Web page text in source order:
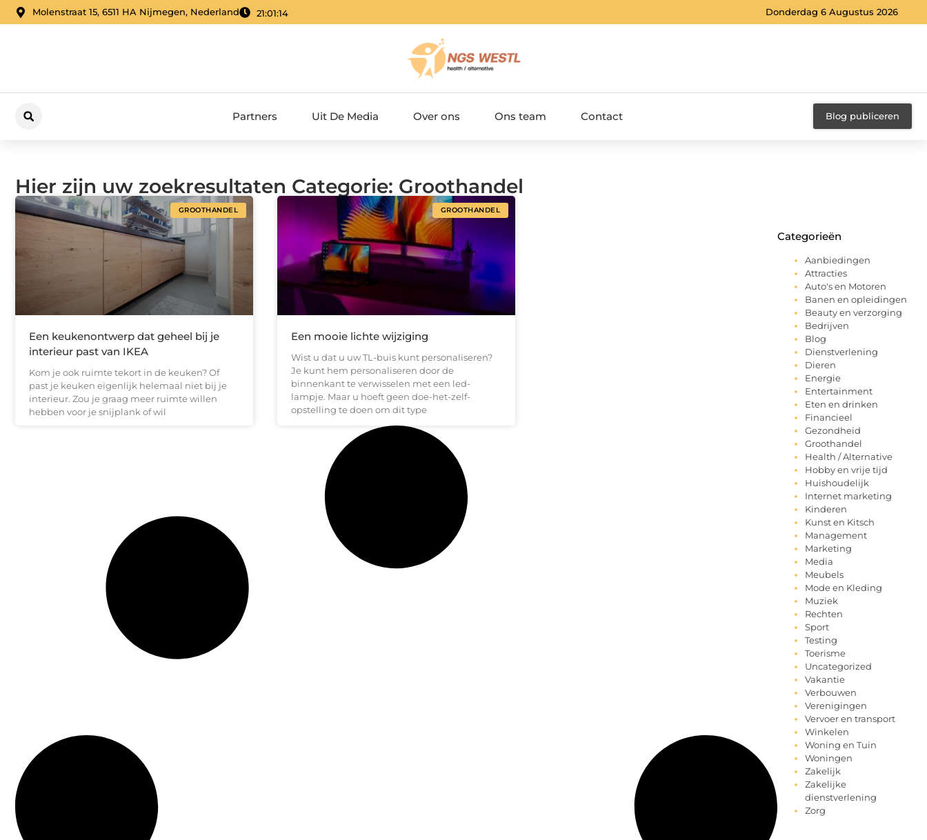
Molenstraat 15, 6511 HA Nijmegen, Nederland 21:01:15 Donderdag 6 Augustus 2026
Partners Uit De Media Over ons Ons team Contact Blog publiceren
Hier zijn uw zoekresultaten Categorie: Groothandel
GROOTHANDEL
Een keukenontwerp dat geheel bij je
interieur past van IKEA
Kom je ook ruimte tekort in de keuken? Of
past je keuken eigenlijk helemaal niet bij je
interieur. Zou je graag meer ruimte willen
hebben voor je snijplank of wil
GROOTHANDEL
Een mooie lichte wijziging
Wist u dat u uw TL-buis kunt personaliseren?
Je kunt hem personaliseren door de
binnenkant te verwisselen met een led-
lampje. Maar u hoeft geen doe-het-zelf-
opstelling te doen om dit type
Categorieën
Aanbiedingen
Attracties
Auto's en Motoren
Banen en opleidingen
Beauty en verzorging
Bedrijven
Blog
Dienstverlening
Dieren
Energie
Entertainment
Eten en drinken
Financieel
Gezondheid
Groothandel
Health / Alternative
Hobby en vrije tijd
Huishoudelijk
Internet marketing
Kinderen
Kunst en Kitsch
Management
Marketing
Media
Meubels
Mode en Kleding
Muziek
Rechten
Sport
Testing
Toerisme
Uncategorized
Vakantie
Verbouwen
Verenigingen
Vervoer en transport
Winkelen
Woning en Tuin
Woningen
Zakelijk
Zakelijke
dienstverlening
Zorg